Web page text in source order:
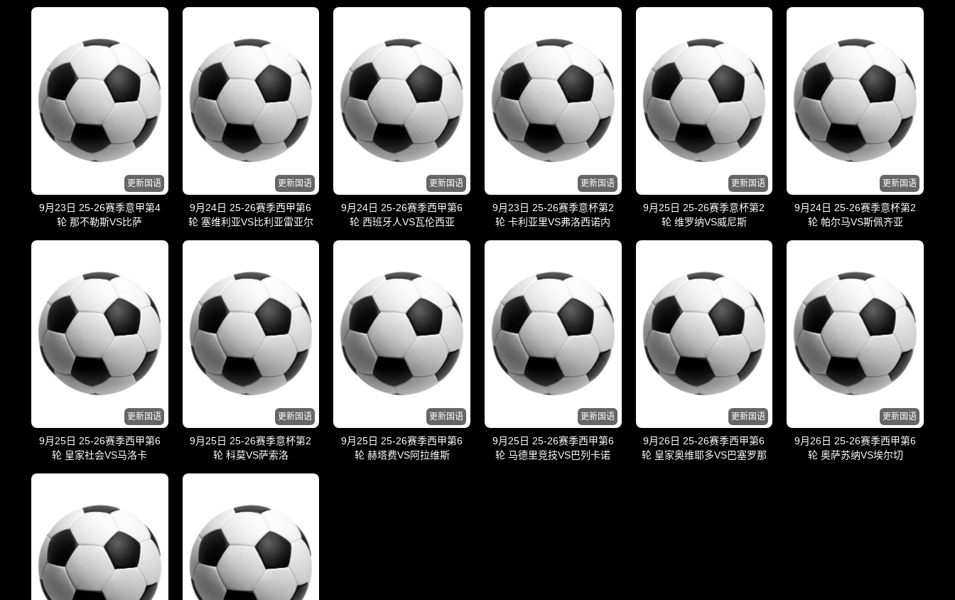
更新国语
9月23日 25-26赛季意甲第4
轮 那不勒斯VS比萨
更新国语
9月24日 25-26赛季西甲第6
轮 塞维利亚VS比利亚雷亚尔
更新国语
9月24日 25-26赛季西甲第6
轮 西班牙人VS瓦伦西亚
更新国语
9月23日 25-26赛季意杯第2
轮 卡利亚里VS弗洛西诺内
更新国语
9月25日 25-26赛季意杯第2
轮 维罗纳VS威尼斯
更新国语
9月24日 25-26赛季意杯第2
轮 帕尔马VS斯佩齐亚
更新国语
9月25日 25-26赛季西甲第6
轮 皇家社会VS马洛卡
更新国语
9月25日 25-26赛季意杯第2
轮 科莫VS萨索洛
更新国语
9月25日 25-26赛季西甲第6
轮 赫塔费VS阿拉维斯
更新国语
9月25日 25-26赛季西甲第6
轮 马德里竞技VS巴列卡诺
更新国语
9月26日 25-26赛季西甲第6
轮 皇家奥维耶多VS巴塞罗那
更新国语
9月26日 25-26赛季西甲第6
轮 奥萨苏纳VS埃尔切